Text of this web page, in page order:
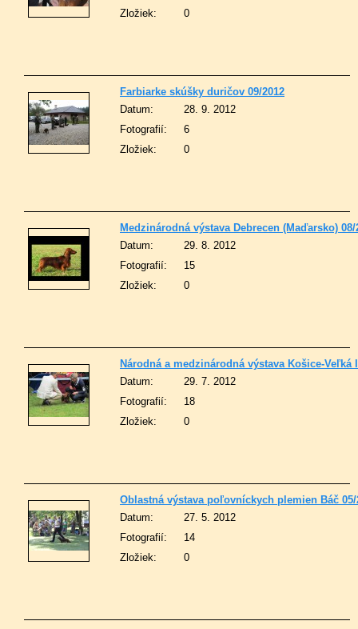
Zložiek:
0
Farbiarke skúšky duričov 09/2012
Datum:
28. 9. 2012
Fotografií:
6
Zložiek:
0
Medzinárodná výstava Debrecen (Maďarsko) 08/
Datum:
29. 8. 2012
Fotografií:
15
Zložiek:
0
Národná a medzinárodná výstava Košice-Veľká
Datum:
29. 7. 2012
Fotografií:
18
Zložiek:
0
Oblastná výstava poľovníckych plemien Báč 05/
Datum:
27. 5. 2012
Fotografií:
14
Zložiek:
0